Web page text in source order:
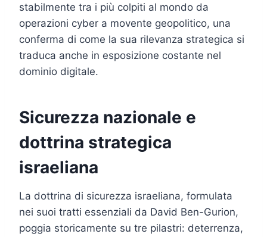
stabilmente tra i più colpiti al mondo da
operazioni cyber a movente geopolitico, una
conferma di come la sua rilevanza strategica si
traduca anche in esposizione costante nel
dominio digitale.
Sicurezza nazionale e
dottrina strategica
israeliana
La dottrina di sicurezza israeliana, formulata
nei suoi tratti essenziali da David Ben-Gurion,
poggia storicamente su tre pilastri: deterrenza,